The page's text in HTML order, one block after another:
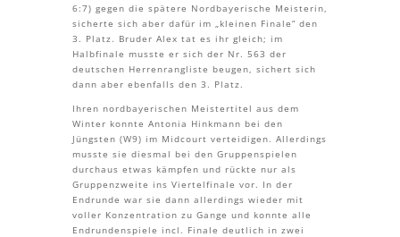
6:7) gegen die spätere Nordbayerische Meisterin,
sicherte sich aber dafür im „kleinen Finale“ den
3. Platz. Bruder Alex tat es ihr gleich; im
Halbfinale musste er sich der Nr. 563 der
deutschen Herrenrangliste beugen, sichert sich
dann aber ebenfalls den 3. Platz.
Ihren nordbayerischen Meistertitel aus dem
Winter konnte Antonia Hinkmann bei den
Jüngsten (W9) im Midcourt verteidigen. Allerdings
musste sie diesmal bei den Gruppenspielen
durchaus etwas kämpfen und rückte nur als
Gruppenzweite ins Viertelfinale vor. In der
Endrunde war sie dann allerdings wieder mit
voller Konzentration zu Gange und konnte alle
Endrundenspiele incl. Finale deutlich in zwei